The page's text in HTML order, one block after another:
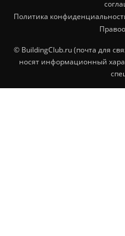
Политика
© BuildingClub.ru (почта для
носят информационный